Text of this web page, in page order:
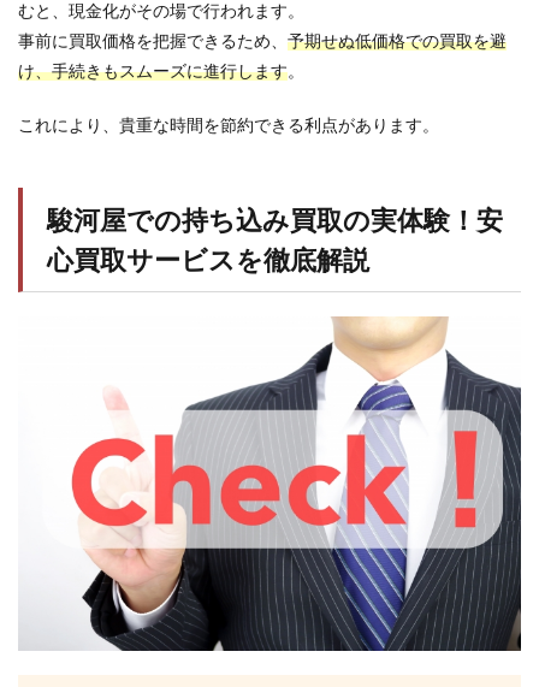
むと、現金化がその場で行われます。
事前に買取価格を把握できるため、 予期せぬ低価格での買取を避
け、手続きもスムーズに進行します。
これにより、貴重な時間を節約できる利点があります。
駿河屋での持ち込み買取の実体験！安
心買取サービスを徹底解説